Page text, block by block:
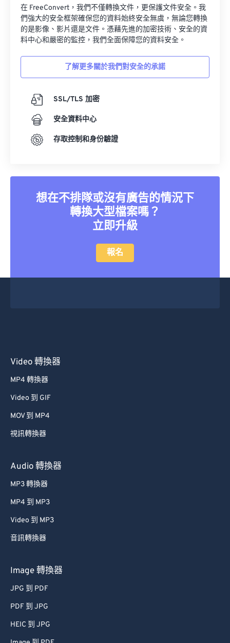
在 FreeConvert，我們不僅轉換文件，更保護文件安全。我
們強大的安全框架確保您的資料始終安全無虞，無論您轉換
的是影像、影片還是文件。憑藉先進的加密技術、安全的資
料中心和嚴密的監控，我們全面保障您的資料安全。
了解更多關於我們對安全的承諾
SSL/TLS 加密
安全資料中心
存取控制和身份驗證
想在不排隊或沒有廣告的情況下
轉換大型檔案嗎？
立即升級
報名
Video 轉換器
MP4 轉換器
Video 到 GIF
MOV 到 MP4
視訊轉換器
Audio 轉換器
MP3 轉換器
MP4 到 MP3
Video 到 MP3
音訊轉換器
Image 轉換器
JPG 到 PDF
PDF 到 JPG
HEIC 到 JPG